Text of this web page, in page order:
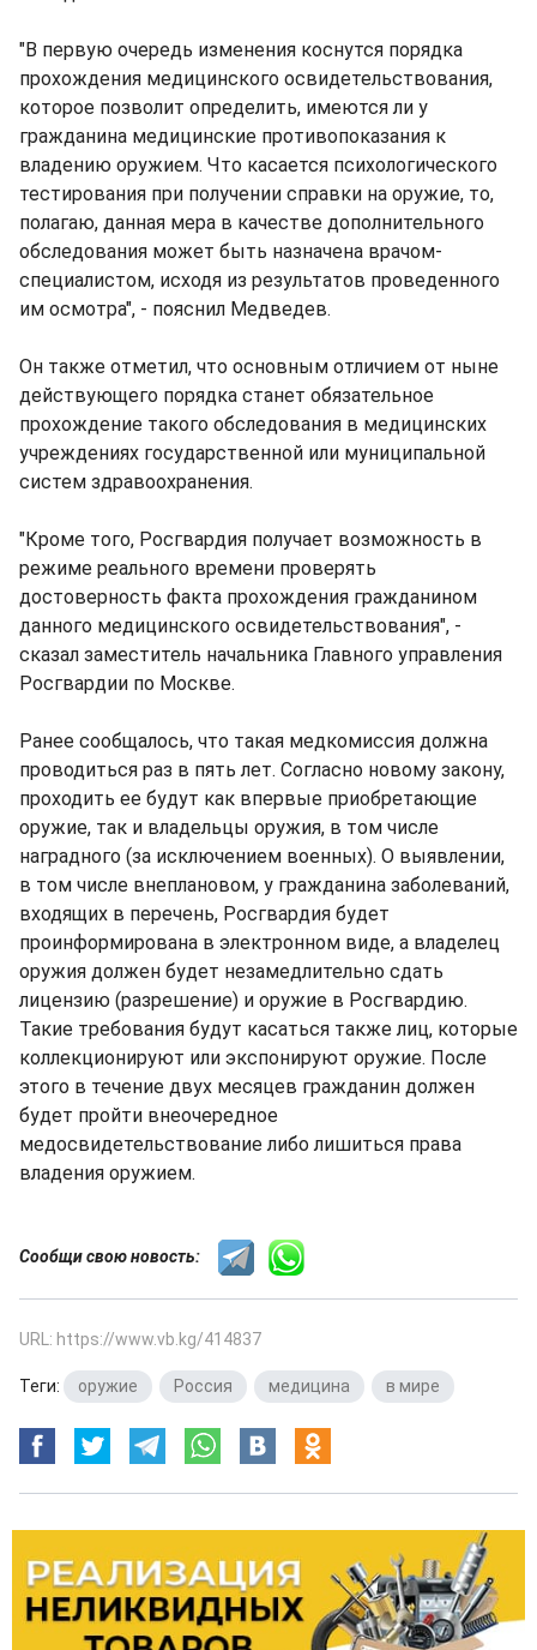
"В первую очередь изменения коснутся порядка
прохождения медицинского освидетельствования,
которое позволит определить, имеются ли у
гражданина медицинские противопоказания к
владению оружием. Что касается психологического
тестирования при получении справки на оружие, то,
полагаю, данная мера в качестве дополнительного
обследования может быть назначена врачом-
специалистом, исходя из результатов проведенного
им осмотра", - пояснил Медведев.
Он также отметил, что основным отличием от ныне
действующего порядка станет обязательное
прохождение такого обследования в медицинских
учреждениях государственной или муниципальной
систем здравоохранения.
"Кроме того, Росгвардия получает возможность в
режиме реального времени проверять
достоверность факта прохождения гражданином
данного медицинского освидетельствования", -
сказал заместитель начальника Главного управления
Росгвардии по Москве.
Ранее сообщалось, что такая медкомиссия должна
проводиться раз в пять лет. Согласно новому закону,
проходить ее будут как впервые приобретающие
оружие, так и владельцы оружия, в том числе
наградного (за исключением военных). О выявлении,
в том числе внеплановом, у гражданина заболеваний,
входящих в перечень, Росгвардия будет
проинформирована в электронном виде, а владелец
оружия должен будет незамедлительно сдать
лицензию (разрешение) и оружие в Росгвардию.
Такие требования будут касаться также лиц, которые
коллекционируют или экспонируют оружие. После
этого в течение двух месяцев гражданин должен
будет пройти внеочередное
медосвидетельствование либо лишиться права
владения оружием.
Сообщи свою новость:
URL: https://www.vb.kg/414837
Теги: оружие Россия медицина в мире